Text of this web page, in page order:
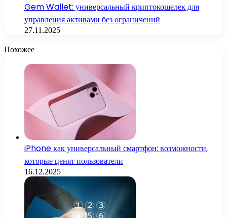
Gem Wallet: универсальный криптокошелек для
управления активами без ограничений
27.11.2025
Похожее
iPhone как универсальный смартфон: возможности,
которые ценят пользователи
16.12.2025